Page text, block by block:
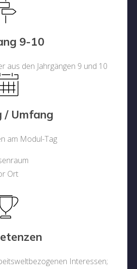
9-10
aus den Jahrgängen 9 und 10
/ Umfang
am Modul-Tag
Ort
Interessen;